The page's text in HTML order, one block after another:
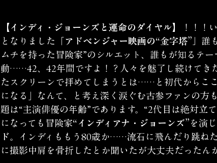
【インディ・ジョーンズと運命のダイヤル】
！！！
となりました
「アドベンジャー映画の“金字塔”」 誰
ムチを持った冒険家”のシルエット、誰もが知るテ
動……42、42年間ですよ！？人々を魅了し続けてき
たスクリーンで拝めてしまうとは……と初代からこ
になる」なんて、と考え深く涙ぐむ古参ファンの方
題は“主演俳優の年齢”であります。“2代目は絶対立
になっても冒険家“インディアナ・ジョーンズ” を演
ド 。インディももう80歳か……流石に飛んだり跳ね
に撮影中肩を骨折したとか聞いたが大丈夫だったん